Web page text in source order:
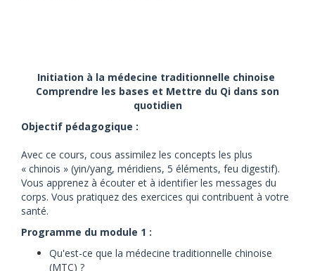
Initiation à la médecine traditionnelle chinoise
Comprendre les bases et Mettre du Qi dans son
quotidien
Objectif pédagogique :
Avec ce cours, cous assimilez les concepts les plus
« chinois » (yin/yang, méridiens, 5 éléments, feu digestif).
Vous apprenez à écouter et à identifier les messages du
corps. Vous pratiquez des exercices qui contribuent à votre
santé.
Programme du module 1 :
Qu'est-ce que la médecine traditionnelle chinoise
(MTC) ?